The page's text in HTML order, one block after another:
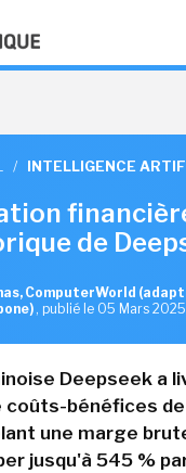
/ INTELLIGENCE
de
ComputerWorld
, publié le 05 Mars 2025
Deepseek a
coûts-bénéfices
une marge
jusqu'à 545 %